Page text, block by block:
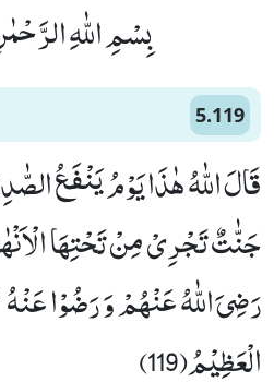
بِسْمِ اللّٰهِ
5.119
قَالَ اللّٰهُ هٰذَا یَوْمُ یَنْفَعُ
جَنّٰتٌ تَجْرِیْ مِنْ تَحْتِهَا
رَضِیَ اللّٰهُ عَنْهُمْ وَ رَضُوْا
الْعَظِیْمُ(119)